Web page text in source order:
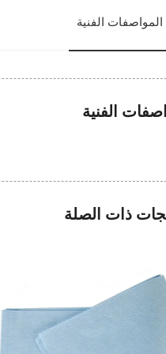
المواصفات الفنية
الفنية
ذات الصلة